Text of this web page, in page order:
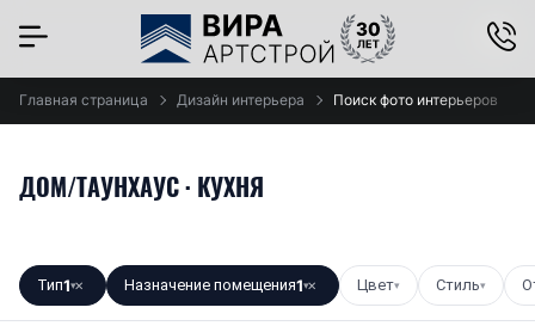
Главная страница Дизайн интерьера Поиск фото интерьеров
ДОМ/ТАУНХАУС · КУХНЯ
Тип1▾✕ Назначение помещения1▾✕ Цвет▾ Стиль▾
×